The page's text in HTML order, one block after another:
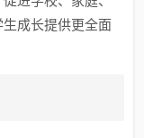
成长提供更全面